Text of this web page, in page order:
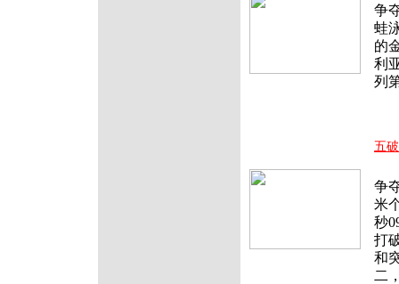
争
蛙
的
利
列
五
争
米
秒
打
和
二